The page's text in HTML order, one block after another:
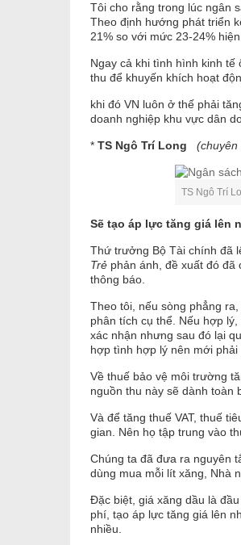
Tôi cho rằng trong lúc ngân
Theo định hướng phát triển
21% so với mức 23-24% hiện
Ngay cả khi tình hình kinh
thu để khuyến khích hoạt
khi đó VN luôn ở thế phải
doanh nghiệp khu vực dân
* TS Ngô Trí Long (chuyên
TS Ngô Trí
Sẽ tạo áp lực tăng giá lên
Thứ trưởng Bộ Tài chính đã
Trẻ phản ánh, đề xuất đó
thông báo.
Theo tôi, nếu sòng phẳng
phân tích cụ thể. Nếu hợp
xác nhận nhưng sau đó lại
hợp tình hợp lý nên mới phải
Về thuế bảo vệ môi trường
nguồn thu này sẽ dành toàn
Và để tăng thuế VAT, thuế
gian. Nên họ tập trung vào
Chúng ta đã đưa ra nguyên
dùng mua mỗi lít xăng, Nhà
Đặc biệt, giá xăng dầu là
phí, tạo áp lực tăng giá lên
nhiều.